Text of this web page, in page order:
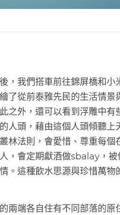
，我們搭車前往錦屏橋和
了從前泰雅先民的生活情
之外，還可以看到浮雕中
人頭，藉由這個人頭傾聽
林法則，會愛惜、尊重每
，會定期獻酒做sbalay，被
。這種飲水思源與珍惜萬
兩端各自住有不同部落的